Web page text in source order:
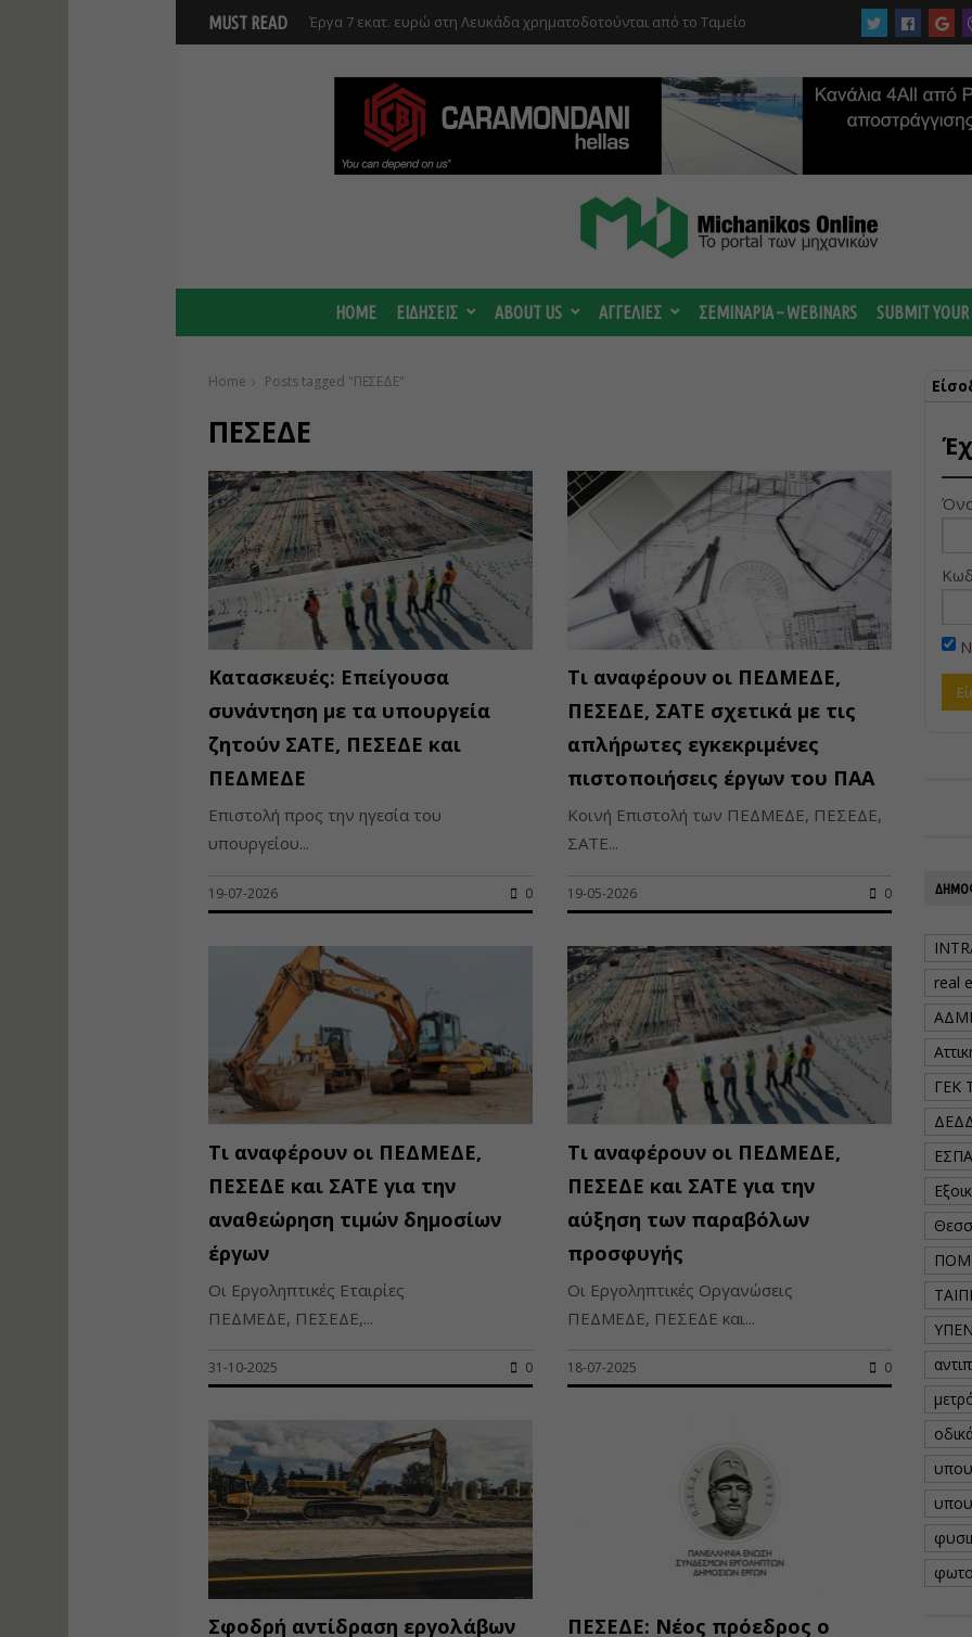
MUST READ Έργα 7 εκατ. ευρώ στη Λευκάδα χρηματοδοτούνται από το Ταμείο
Γ. Στάσσης: Προχωρούν και ωριμάζουν οι συζητήσεις για το Data
Center - Χτίζουμε μια πιο ισχυρή ΔΕΗ
HOME ΕΙΔΗΣΕΙΣ ABOUT US ΑΓΓΕΛΙΕΣ ΣΕΜΙΝΑΡΙΑ – WEBINARS SUBMIT
Home Posts tagged "ΠΕΣΕΔΕ"
ΠΕΣΕΔΕ
Κατασκευές: Επείγουσα
συνάντηση με τα υπουργεία
ζητούν ΣΑΤΕ, ΠΕΣΕΔΕ και
ΠΕΔΜΕΔΕ
Επιστολή προς την ηγεσία του
υπουργείου...
19-07-2026 0
Τι αναφέρουν οι ΠΕΔΜΕΔΕ,
ΠΕΣΕΔΕ, ΣΑΤΕ σχετικά με τις
απλήρωτες εγκεκριμένες
πιστοποιήσεις έργων του ΠΑΑ
Κοινή Επιστολή των ΠΕΔΜΕΔΕ, ΠΕΣΕΔΕ,
ΣΑΤΕ...
19-05-2026 0
Τι αναφέρουν οι ΠΕΔΜΕΔΕ,
ΠΕΣΕΔΕ και ΣΑΤΕ για την
αναθεώρηση τιμών δημοσίων
έργων
Οι Εργοληπτικές Εταιρίες
ΠΕΔΜΕΔΕ, ΠΕΣΕΔΕ,...
31-10-2025 0
Τι αναφέρουν οι ΠΕΔΜΕΔΕ,
ΠΕΣΕΔΕ και ΣΑΤΕ για την
αύξηση των παραβόλων
προσφυγής
Οι Εργοληπτικές Οργανώσεις
ΠΕΔΜΕΔΕ, ΠΕΣΕΔΕ και...
18-07-2025 0
Σφοδρή αντίδραση εργολάβων
ΠΕΣΕΔΕ: Νέος πρόεδρος ο
real
ΓΕΚ
ΕΣΠΑ
ΥΠΕΝ